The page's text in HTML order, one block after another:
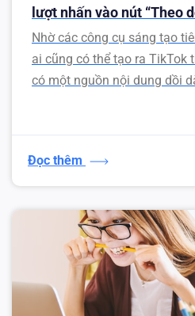
lượt nhấn vào nút “Theo
Nhờ các công cụ sáng tạo
ai cũng có thể tạo ra TikTok
có một nguồn nội dung dồi
Đọc thêm